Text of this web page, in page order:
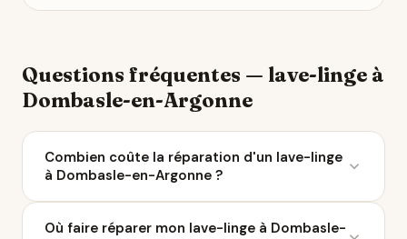
Questions fréquentes — lave-linge à
Dombasle-en-Argonne
Combien coûte la réparation d'un lave-linge
à Dombasle-en-Argonne ?
entre 50 et 200 € selon la panne. À Dombasle-en-
Où faire réparer mon lave-linge à Dombasle-